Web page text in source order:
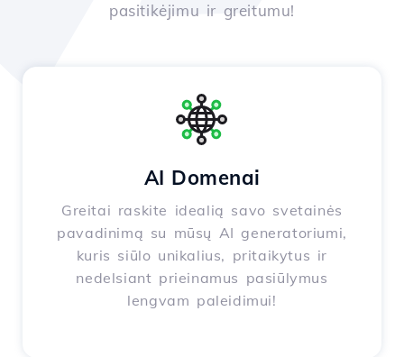
pasitikėjimu ir greitumu!
AI Domenai
Greitai raskite idealią savo svetainės
pavadinimą su mūsų AI generatoriumi,
kuris siūlo unikalius, pritaikytus ir
nedelsiant prieinamus pasiūlymus
lengvam paleidimui!